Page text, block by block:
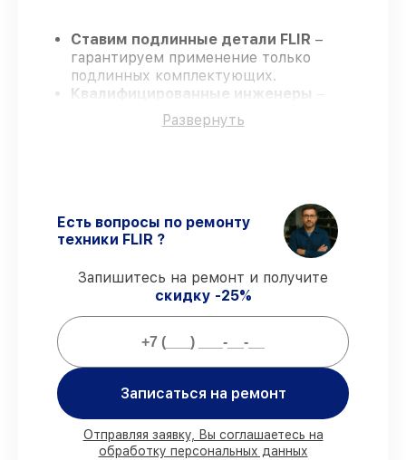
Ставим подлинные детали FLIR –
гарантируем применение только
подлинных комплектующих.
Квалифицированные инженеры
проходят строгий отбор, что
гарантирует качество выполняемых
Гарантийное сопровождение – все все
виды ремонта защищены сервисной
Мы гарантируем:
80%
работ проводим в присутствии
деталей FLIR имеются на складе в
Казани, остальные поступают
оперативно
Фирменные детали FLIR и
Развернуть
Есть вопросы по ремонту
техники FLIR ?
Запишитесь на ремонт и получите
скидку -25%
Записаться на ремонт
Отправляя заявку, Вы соглашаетесь на
обработку персональных данных